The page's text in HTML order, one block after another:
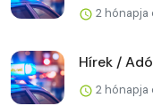
2
Hírek /
2